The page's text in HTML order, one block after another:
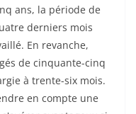
ans, la période de
derniers mois
En revanche,
de cinquante-cinq
à trente-six mois.
en compte une